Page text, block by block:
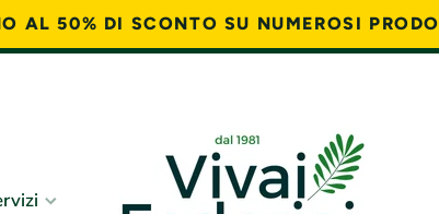
AL 50% DI SCONTO SU NUMEROSI